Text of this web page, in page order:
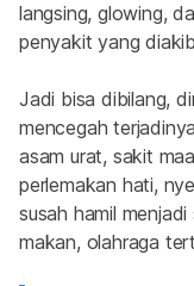
langsing, glowing,
penyakit yang
Jadi bisa dibilang,
mencegah
asam urat, sakit
perlemakan hati,
susah hamil
makan, olahraga